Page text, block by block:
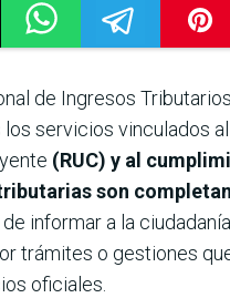
de Ingresos
servicios vinculados
(RUC) y al
son
de informar a la
trámites o gestiones
oficiales.